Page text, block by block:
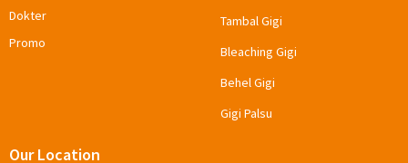
Dokter
Promo
Tambal Gigi
Bleaching Gigi
Behel Gigi
Gigi Palsu
Our Location